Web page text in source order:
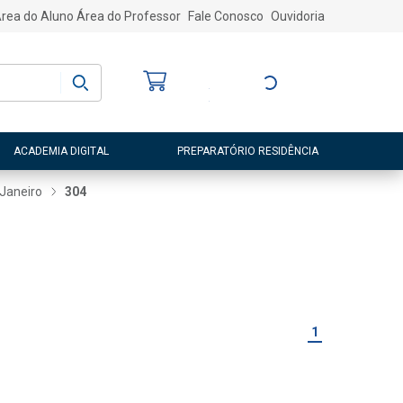
do Aluno Área do Professor Fale Conosco Ouvidoria
Entre ou Cadastre-
ACADEMIA DIGITAL PREPARATÓRIO RESIDÊNCIA
304
1